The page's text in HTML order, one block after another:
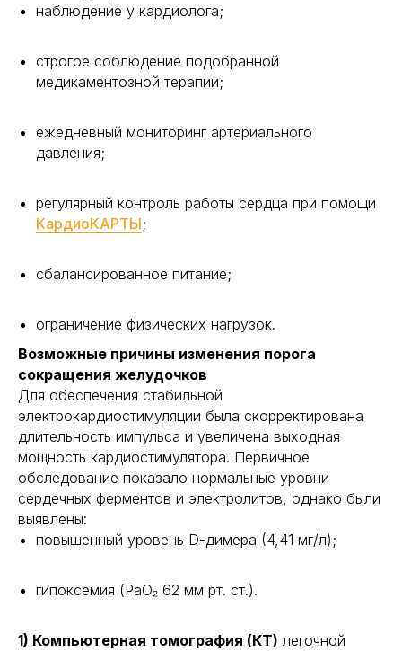
наблюдение у кардиолога;
строгое соблюдение подобранной
медикаментозной терапии;
ежедневный мониторинг артериального
давления;
регулярный контроль работы сердца при помощи
КардиоКАРТЫ;
сбалансированное питание;
ограничение физических нагрузок.
Возможные причины изменения порога
сокращения желудочков
Для обеспечения стабильной
электрокардиостимуляции была скорректирована
длительность импульса и увеличена выходная
мощность кардиостимулятора. Первичное
обследование показало нормальные уровни
сердечных ферментов и электролитов, однако были
выявлены:
повышенный уровень D-димера (4,41 мг/л);
гипоксемия (PaO₂ 62 мм рт. ст.).
1) Компьютерная томография (КТ) легочной